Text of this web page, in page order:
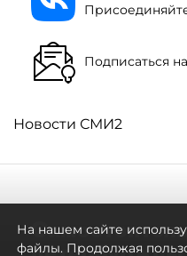
Подписаться
Новости СМИ2
На нашем сайте
файлы. Продолжая